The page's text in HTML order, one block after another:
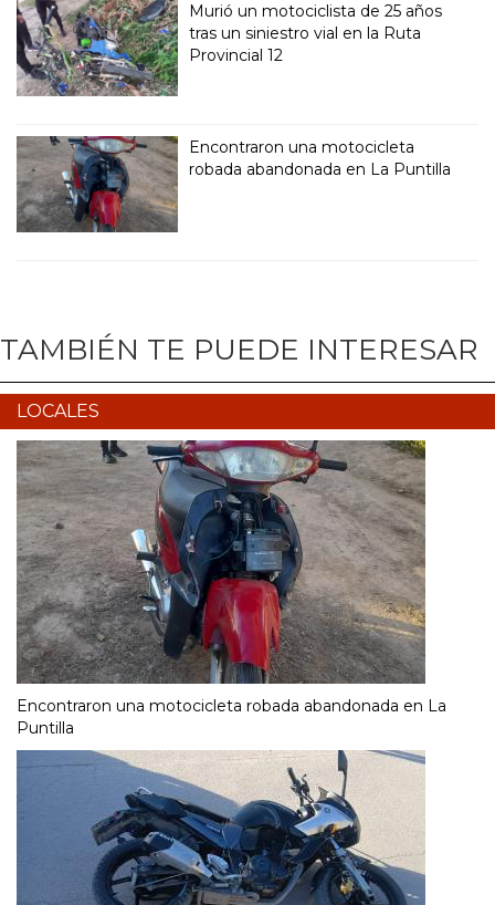
Murió un motociclista de 25 años
tras un siniestro vial en la Ruta
Provincial 12
Encontraron una motocicleta
robada abandonada en La Puntilla
TAMBIÉN TE PUEDE INTERESAR
LOCALES
Encontraron una motocicleta robada abandonada en La
Puntilla